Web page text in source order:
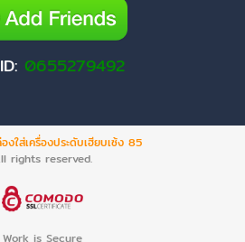
0655279492
งใส่เครื่องประดับเฮียบเซ้ง 85
rights reserved.
Work is Secure